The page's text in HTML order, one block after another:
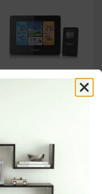
299,-
289,-
Snart på lager